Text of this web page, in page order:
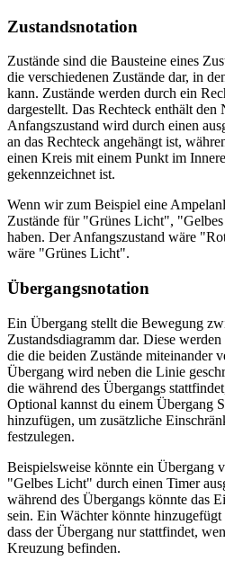
Zustandsnotation
Zustände sind die Bausteine eines
die verschiedenen Zustände dar, in
kann. Zustände werden durch ein
dargestellt. Das Rechteck enthält den
Anfangszustand wird durch einen
an das Rechteck angehängt ist,
einen Kreis mit einem Punkt im
gekennzeichnet ist.
Wenn wir zum Beispiel eine
Zustände für "Grünes Licht",
haben. Der Anfangszustand wäre
wäre "Grünes Licht".
Übergangsnotation
Ein Übergang stellt die Bewegung
Zustandsdiagramm dar. Diese
die die beiden Zustände miteinander
Übergang wird neben die Linie
die während des Übergangs
Optional kannst du einem Übergang
hinzufügen, um zusätzliche
festzulegen.
Beispielsweise könnte ein Übergang
"Gelbes Licht" durch einen Timer
während des Übergangs könnte das
sein. Ein Wächter könnte
dass der Übergang nur stattfindet,
Kreuzung befinden.